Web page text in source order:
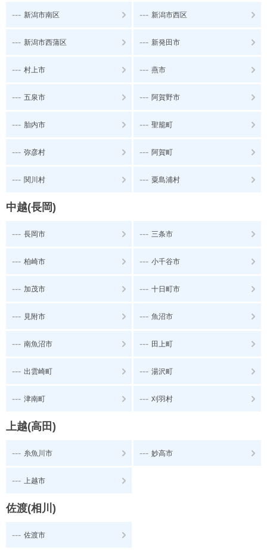
--- 新潟市南区 --- 新潟市西区
--- 新潟市西蒲区 --- 新発田市
--- 村上市 --- 燕市
--- 五泉市 --- 阿賀野市
--- 胎内市 --- 聖籠町
--- 弥彦村 --- 阿賀町
--- 関川村 --- 粟島浦村
中越(長岡)
--- 長岡市 --- 三条市
--- 柏崎市 --- 小千谷市
--- 加茂市 --- 十日町市
--- 見附市 --- 魚沼市
--- 南魚沼市 --- 田上町
--- 出雲崎町 --- 湯沢町
--- 津南町 --- 刈羽村
上越(高田)
--- 糸魚川市 --- 妙高市
--- 上越市
佐渡(相川)
--- 佐渡市